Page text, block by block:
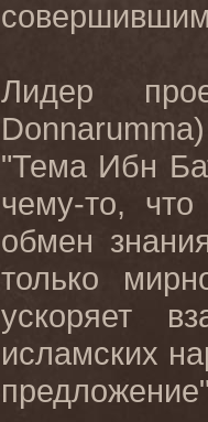
Лидер
Donnarumma
"Тема Ибн
чему-то,
обмен
только
ускоряет
исламских
предложение